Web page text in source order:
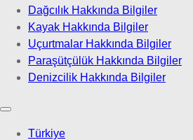
Dağcılık Hakkında Bilgiler
Kayak Hakkında Bilgiler
Uçurtmalar Hakkında Bilgiler
Paraşütçülük Hakkında Bilgiler
Denizcilik Hakkında Bilgiler
Türkiye